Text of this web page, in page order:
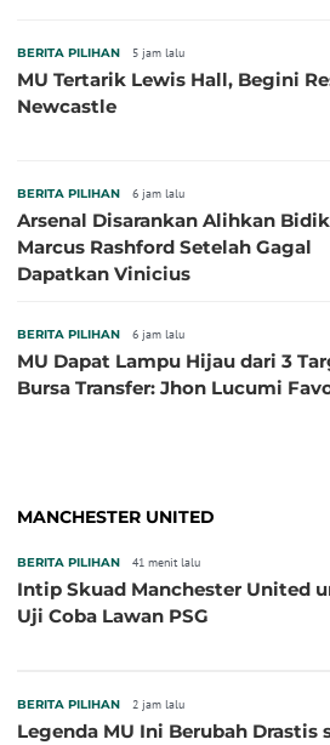
BERITA PILIHAN 5 jam lalu
MU Tertarik Lewis Hall, Begini
Newcastle
BERITA PILIHAN 6 jam lalu
Arsenal Disarankan Alihkan
Marcus Rashford Setelah Gagal
Dapatkan Vinicius
BERITA PILIHAN 6 jam lalu
MU Dapat Lampu Hijau dari 3
Bursa Transfer: Jhon Lucumi
MANCHESTER UNITED
BERITA PILIHAN 41 menit lalu
Intip Skuad Manchester United
Uji Coba Lawan PSG
BERITA PILIHAN 2 jam lalu
Legenda MU Ini Berubah Drastis